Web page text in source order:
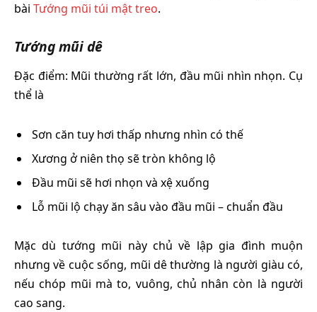
bài Tướng mũi túi mật treo.
Tướng mũi dê
Đặc điểm: Mũi thường rất lớn, đầu mũi nhìn nhọn. Cụ
thể là
Sơn căn tuy hơi thấp nhưng nhìn có thế
Xương ở niên thọ sẽ tròn không lộ
Đầu mũi sẽ hơi nhọn và xệ xuống
Lỗ mũi lộ chạy ăn sâu vào đầu mũi – chuẩn đầu
Mặc dù tướng mũi này chủ về lập gia đình muộn
nhưng về cuộc sống, mũi dê thường là người giàu có,
nếu chóp mũi mà to, vuông, chủ nhân còn là người
cao sang.